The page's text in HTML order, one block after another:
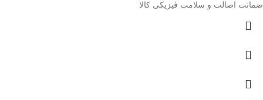
ضمانت اصالت و سلامت فیزیکی کالا